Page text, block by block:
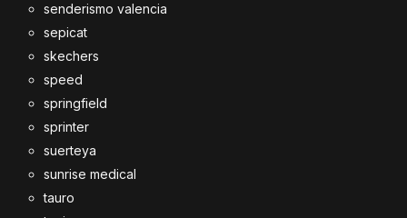
senderismo valencia
sepicat
skechers
speed
springfield
sprinter
suerteya
sunrise medical
tauro